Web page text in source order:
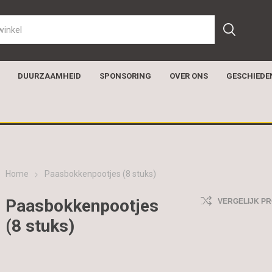
DUURZAAMHEID SPONSORING OVER ONS
Home Paasbokkenpootjes (8 stuks)
Paasbokkenpootjes
(8 stuks)
VERGELIJK